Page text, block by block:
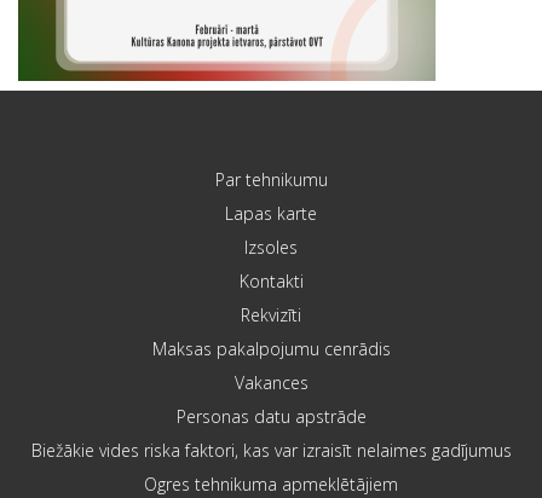
Par tehnikumu
Lapas karte
Izsoles
Kontakti
Rekvizīti
Maksas pakalpojumu cenrādis
Vakances
Personas datu apstrāde
Biežākie vides riska faktori, kas var izraisīt nelaimes gadījumus
Ogres tehnikuma apmeklētājiem